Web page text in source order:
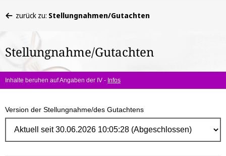
befinden
hier:
zurück zu: Stellungnahmen/Gutachten
Stellungnahme/Gutachten
Inhalte beruhen auf Angaben der IV - Infos
Version der Stellungnahme/des Gutachtens